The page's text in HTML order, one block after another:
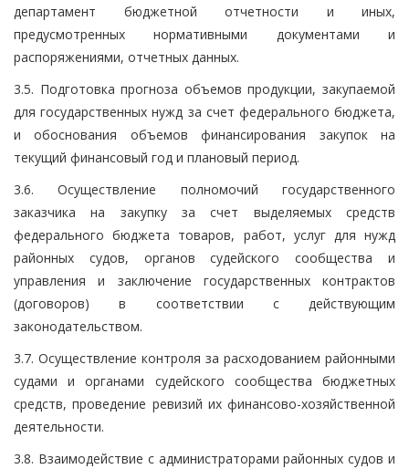
департамент бюджетной отчетности и иных,
предусмотренных нормативными документами и
распоряжениями, отчетных данных.
3.5. Подготовка прогноза объемов продукции, закупаемой
для государственных нужд за счет федерального бюджета,
и обоснования объемов финансирования закупок на
текущий финансовый год и плановый период.
3.6. Осуществление полномочий государственного
заказчика на закупку за счет выделяемых средств
федерального бюджета товаров, работ, услуг для нужд
районных судов, органов судейского сообщества и
управления и заключение государственных контрактов
(договоров) в соответствии с действующим
законодательством.
3.7. Осуществление контроля за расходованием районными
судами и органами судейского сообщества бюджетных
средств, проведение ревизий их финансово-хозяйственной
деятельности.
3.8. Взаимодействие с администраторами районных судов и